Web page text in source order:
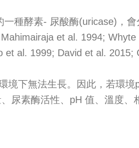
酵素- 尿酸酶(uricase)，會
et al. 1994;
al. 1999; David et al. 2015;
下無法生長。因此，若環境
尿素酶活性、pH 值、溫度、